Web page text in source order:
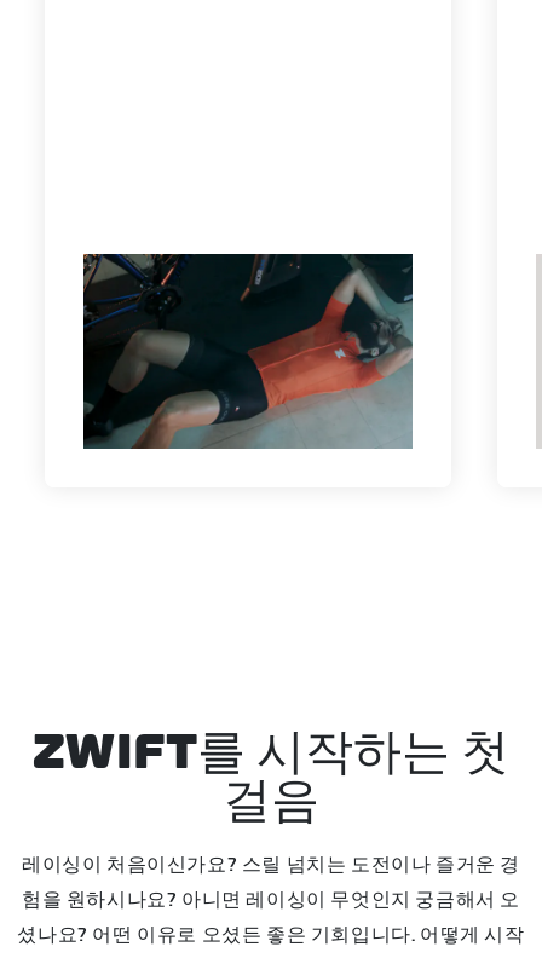
ZWIFT를 시작하는 첫
걸음
레이싱이 처음이신가요? 스릴 넘치는 도전이나 즐거운 경
험을 원하시나요? 아니면 레이싱이 무엇인지 궁금해서 오
셨나요? 어떤 이유로 오셨든 좋은 기회입니다. 어떻게 시작